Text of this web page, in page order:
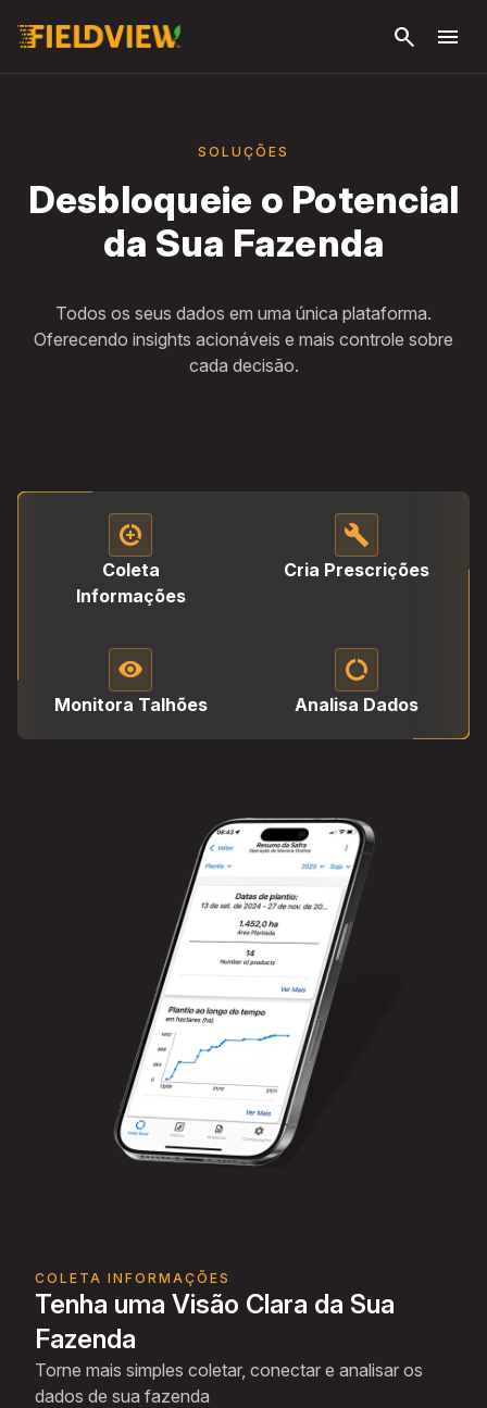
search menu
SOLUÇÕES
Desbloqueie o Potencial
da Sua Fazenda
Todos os seus dados em uma única plataforma.
Oferecendo insights acionáveis e mais controle sobre
cada decisão.
data_saver_on
Coleta
Informações
build
Cria Prescrições
visibility
Monitora Talhões
data_saver_off
Analisa Dados
COLETA INFORMAÇÕES
Tenha uma Visão Clara da Sua
Fazenda
Torne mais simples coletar, conectar e analisar os
dados de sua fazenda